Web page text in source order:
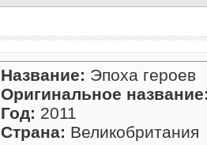
Название: Эпоха героев
Оригинальное
Год: 2011
Страна: Великобритания